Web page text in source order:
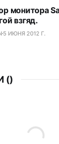
монитора
взгяд.
5 ИЮНЯ 2012 Г.
()